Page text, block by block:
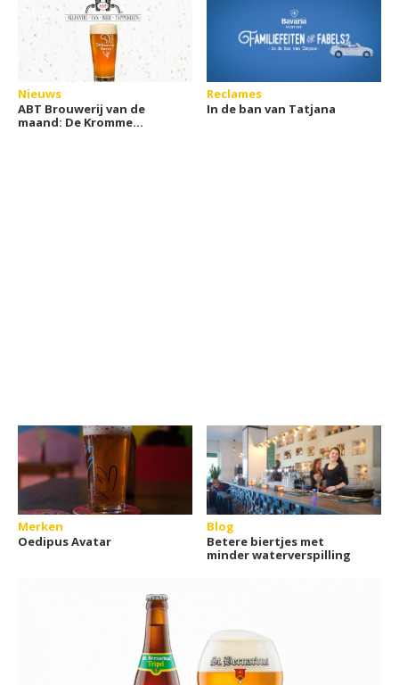
Nieuws
ABT Brouwerij van de
maand: De Kromme
Reclames
In de ban van Tatjana
Merken
Oedipus Avatar
Blog
Betere biertjes met
minder waterverspilling